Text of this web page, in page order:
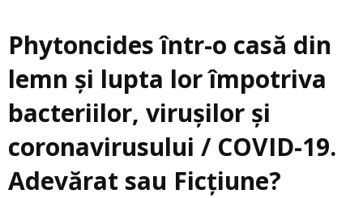
Phytoncides într-o casă din
lemn și lupta lor împotriva
bacteriilor, virușilor și
coronavirusului / COVID-19.
Adevărat sau Ficțiune?